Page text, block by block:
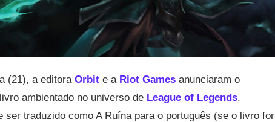
(21), a editora Orbit e a Riot Games anunciaram o
ambientado no universo de League of Legends.
ser traduzido como A Ruína para o português (se o livro for